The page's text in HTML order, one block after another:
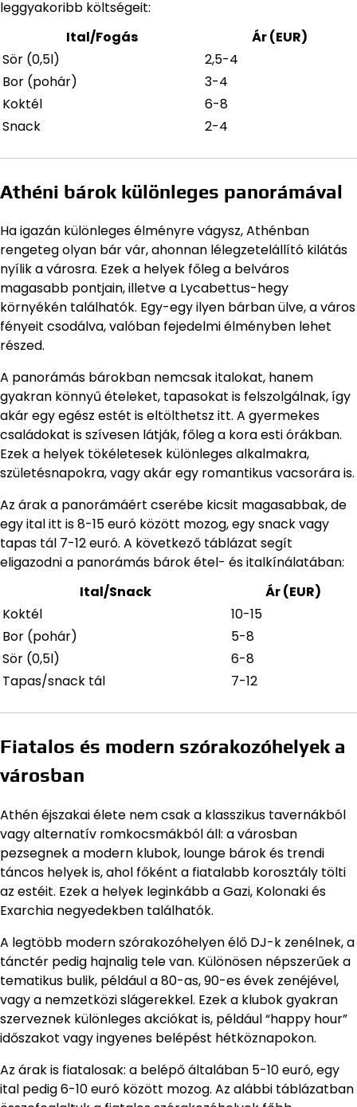
leggyakoribb költségeit:
Ital/Fogás
Ár (EUR)
Sör (0,5l)
2,5-4
Bor (pohár)
3-4
Koktél
6-8
Snack
2-4
Athéni bárok különleges panorámával
Ha igazán különleges élményre vágysz, Athénban
rengeteg olyan bár vár, ahonnan lélegzetelállító kilátás
nyílik a városra. Ezek a helyek főleg a belváros
magasabb pontjain, illetve a Lycabettus-hegy
környékén találhatók. Egy-egy ilyen bárban ülve, a város
fényeit csodálva, valóban fejedelmi élményben lehet
részed.
A panorámás bárokban nemcsak italokat, hanem
gyakran könnyű ételeket, tapasokat is felszolgálnak, így
akár egy egész estét is eltölthetsz itt. A gyermekes
családokat is szívesen látják, főleg a kora esti órákban.
Ezek a helyek tökéletesek különleges alkalmakra,
születésnapokra, vagy akár egy romantikus vacsorára is.
Az árak a panorámáért cserébe kicsit magasabbak, de
egy ital itt is 8-15 euró között mozog, egy snack vagy
tapas tál 7-12 euró. A következő táblázat segít
eligazodni a panorámás bárok étel- és italkínálatában:
Ital/Snack
Ár (EUR)
Koktél
10-15
Bor (pohár)
5-8
Sör (0,5l)
6-8
Tapas/snack tál
7-12
Fiatalos és modern szórakozóhelyek a
városban
Athén éjszakai élete nem csak a klasszikus tavernákból
vagy alternatív romkocsmákból áll: a városban
pezsegnek a modern klubok, lounge bárok és trendi
táncos helyek is, ahol főként a fiatalabb korosztály tölti
az estéit. Ezek a helyek leginkább a Gazi, Kolonaki és
Exarchia negyedekben találhatók.
A legtöbb modern szórakozóhelyen élő DJ-k zenélnek, a
tánctér pedig hajnalig tele van. Különösen népszerűek a
tematikus bulik, például a 80-as, 90-es évek zenéjével,
vagy a nemzetközi slágerekkel. Ezek a klubok gyakran
szerveznek különleges akciókat is, például “happy hour”
időszakot vagy ingyenes belépést hétköznapokon.
Az árak is fiatalosak: a belépő általában 5-10 euró, egy
ital pedig 6-10 euró között mozog. Az alábbi táblázatban